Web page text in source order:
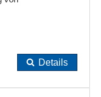
Details